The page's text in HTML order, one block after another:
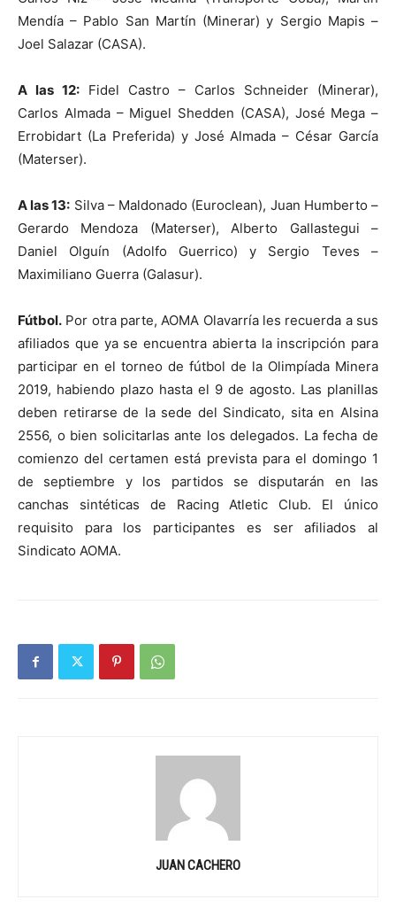
Mendía – Pablo San Martín (Minerar) y Sergio Mapis –
Joel Salazar (CASA).
A las 12: Fidel Castro – Carlos Schneider (Minerar),
Carlos Almada – Miguel Shedden (CASA), José Mega –
Errobidart (La Preferida) y José Almada – César García
(Materser).
A las 13: Silva – Maldonado (Euroclean), Juan Humberto –
Gerardo Mendoza (Materser), Alberto Gallastegui –
Daniel Olguín (Adolfo Guerrico) y Sergio Teves –
Maximiliano Guerra (Galasur).
Fútbol. Por otra parte, AOMA Olavarría les recuerda a sus
afiliados que ya se encuentra abierta la inscripción para
participar en el torneo de fútbol de la Olimpíada Minera
2019, habiendo plazo hasta el 9 de agosto. Las planillas
deben retirarse de la sede del Sindicato, sita en Alsina
2556, o bien solicitarlas ante los delegados. La fecha de
comienzo del certamen está prevista para el domingo 1
de septiembre y los partidos se disputarán en las
canchas sintéticas de Racing Atletic Club. El único
requisito para los participantes es ser afiliados al
Sindicato AOMA.
JUAN CACHERO